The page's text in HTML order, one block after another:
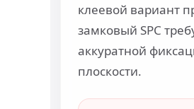
клеевой вариант
замковый SPC
аккуратной
плоскости.